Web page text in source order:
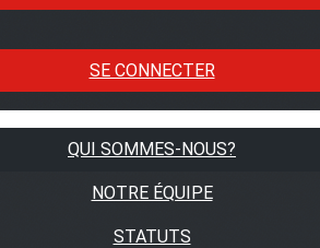
SE CONNECTER
QUI SOMMES-NOUS?
NOTRE ÉQUIPE
STATUTS